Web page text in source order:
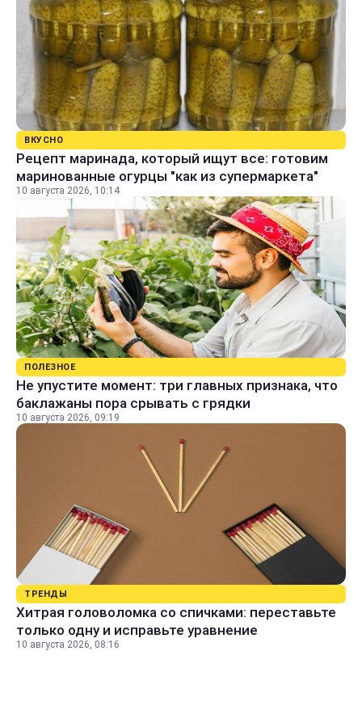
ВКУСНО
Рецепт маринада, который ищут все: готовим
маринованные огурцы "как из супермаркета"
10 августа 2026, 10:14
ПОЛЕЗНОЕ
Не упустите момент: три главных признака, что
баклажаны пора срывать с грядки
10 августа 2026, 09:19
ТРЕНДЫ
Хитрая головоломка со спичками: переставьте
только одну и исправьте уравнение
10 августа 2026, 08:16